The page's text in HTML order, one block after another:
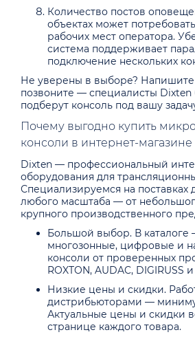
Количество постов
объектах может
рабочих мест оператора.
система поддерживает
подключение нескольких
Не уверены в выборе? Напишите
позвоните — специалисты Dixten
подберут консоль под вашу
Почему выгодно купить
консоли в интернет-
Dixten — профессиональный
оборудования для
Специализируемся на поставках
любого масштаба — от
крупного производственного
Большой выбор. В
многозонные, цифровые и
консоли от проверенных
ROXTON, AUDAC, DIGIRUSS
Низкие цены и скидки.
дистрибьюторами —
Актуальные цены и скидки
странице каждого товара.